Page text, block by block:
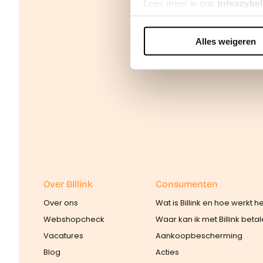
Lees meer in ons
We werken samen met42
Alles weigeren
Over Billink
Over ons
Webshopcheck
Vacatures
Blog
Consumenten
Wat is Billink en hoe werkt
Waar kan ik met Billink
Aankoopbescherming
Acties